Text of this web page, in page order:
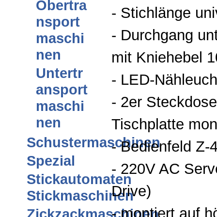
Obertra
nsport
maschi
nen
Untertr
ansport
maschi
nen
Schustermaschinen
Spezial
Stickautomaten
Stickmaschinen
- Stichlänge
- Durchgang
mit Kniehebel
- LED-
- 2er
Tischplatte
- Bedienfeld Z-
- 220V AC
Drive)
- montiert auf